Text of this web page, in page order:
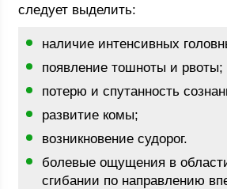
следует выделить:
наличие интенсивных
появление тошноты и рвоты;
потерю и спутанность
развитие комы;
возникновение судорог.
болевые ощущения в
сгибании по направлению